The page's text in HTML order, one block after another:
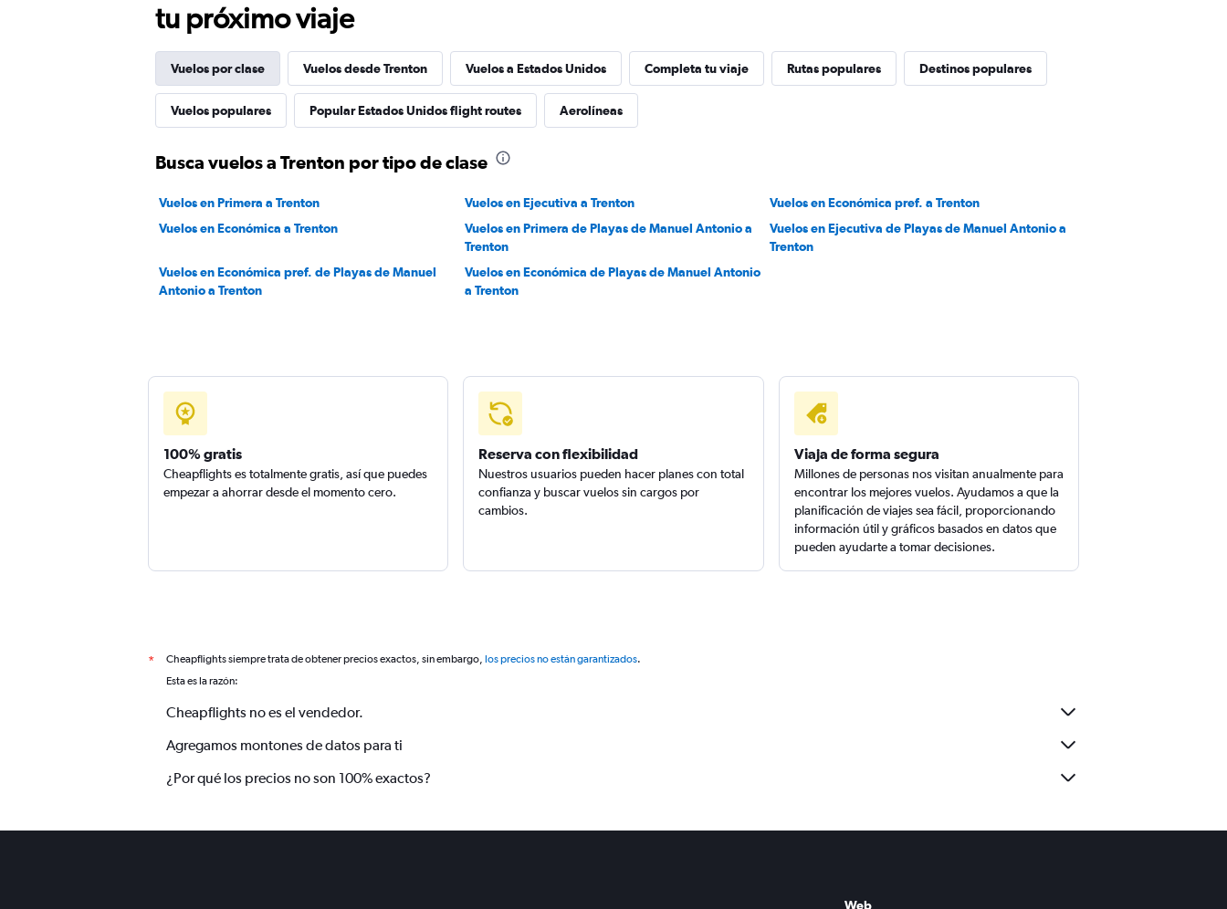
tu próximo viaje
Vuelos por clase Vuelos desde Trenton Vuelos a Estados Unidos Completa tu viaje Rutas populares Destinos populares
Vuelos populares Popular Estados Unidos flight routes Aerolíneas
Busca vuelos a Trenton por tipo de clase
Vuelos en Primera a Trenton Vuelos en Ejecutiva a Trenton
Vuelos en Económica pref. a Trenton
Vuelos en Económica a Trenton
Vuelos en Primera de Playas de Manuel Antonio a
Trenton
Vuelos en Ejecutiva de Playas de Manuel Antonio a
Trenton
Vuelos en Económica pref. de Playas de Manuel
Antonio a Trenton
Vuelos en Económica de Playas de Manuel Antonio
a Trenton
100% gratis
Cheapflights es totalmente gratis, así que puedes
empezar a ahorrar desde el momento cero.
Reserva con flexibilidad
Nuestros usuarios pueden hacer planes con total
confianza y buscar vuelos sin cargos por
cambios.
Viaja de forma segura
Millones de personas nos visitan anualmente para
encontrar los mejores vuelos. Ayudamos a que la
planificación de viajes sea fácil, proporcionando
información útil y gráficos basados en datos que
pueden ayudarte a tomar decisiones.
* Cheapflights siempre trata de obtener precios exactos, sin embargo, los precios no están garantizados.
Esta es la razón:
Cheapflights no es el vendedor.
Agregamos montones de datos para ti
¿Por qué los precios no son 100% exactos?
Web